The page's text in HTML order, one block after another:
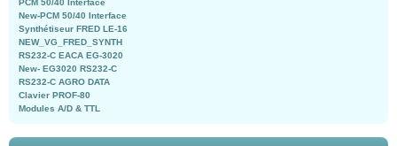
PCM 50/40 Interface
New-PCM 50/40 Interface
Synthétiseur FRED LE-16
NEW_VG_FRED_SYNTH
RS232-C EACA EG-3020
New- EG3020 RS232-C
RS232-C AGRO DATA
Clavier PROF-80
Modules A/D & TTL